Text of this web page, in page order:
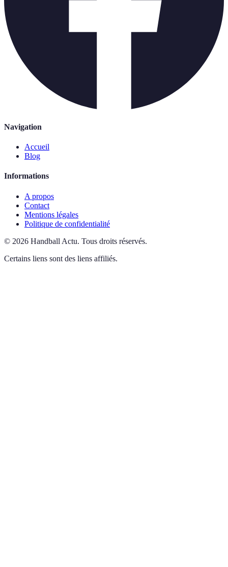
Navigation
Accueil
Blog
Informations
A propos
Contact
Mentions légales
Politique de confidentialité
© 2026 Handball Actu. Tous droits réservés.
Certains liens sont des liens affiliés.